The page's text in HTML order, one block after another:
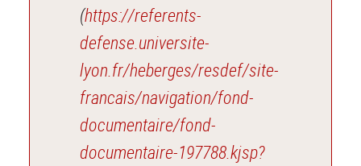
(https://referents-
defense.universite-
lyon.fr/heberges/resdef/site-
francais/navigation/fond-
documentaire/fond-
documentaire-197788.kjsp?